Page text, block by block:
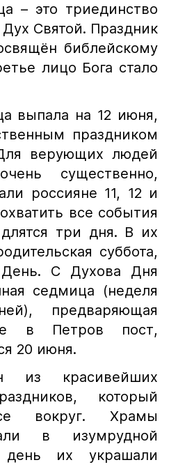
– это триединство
Святой. Праздник
библейскому
лицо Бога стало
выпала на 12 июня,
праздником
верующих людей
существенно,
россияне 11, 12 и
все события
три дня. В их
суббота,
С Духова Дня
седмица (неделя
предваряющая
в Петров пост,
20 июня.
красивейших
который
вокруг. Храмы
в изумрудной
их украшали